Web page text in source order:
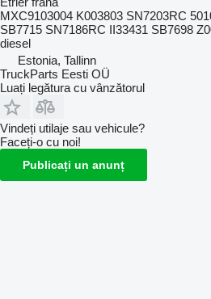
MXC9103004 K003803 SN7203RC
SB7715 SN7186RC II33431 SB7698
diesel
Estonia, Tallinn
TruckParts Eesti OÜ
Luați legătura cu vânzătorul
Vindeți utilaje sau vehicule?
Faceți-o cu noi!
Publicați un anunț